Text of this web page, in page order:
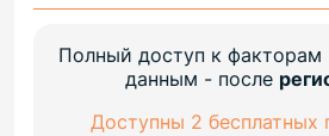
Полный доступ к факторам
данным - после
Доступны 2 бесплатных